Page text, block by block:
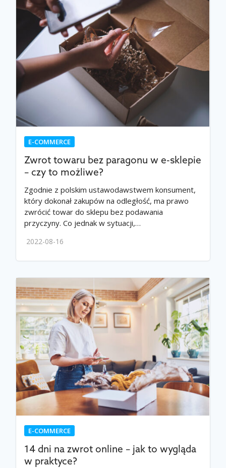
E-COMMERCE
Zwrot towaru bez paragonu w e-sklepie
– czy to możliwe?
Zgodnie z polskim ustawodawstwem konsument,
który dokonał zakupów na odległość, ma prawo
zwrócić towar do sklepu bez podawania
przyczyny. Co jednak w sytuacji,…
2022-08-16
E-COMMERCE
14 dni na zwrot online – jak to wygląda
w praktyce?